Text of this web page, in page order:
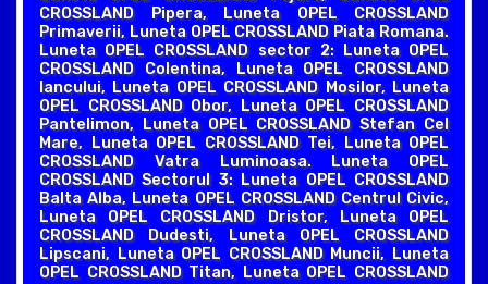
CROSSLAND Pipera, Luneta OPEL CROSSLAND
Primaverii, Luneta OPEL CROSSLAND Piata Romana.
Luneta OPEL CROSSLAND sector 2: Luneta OPEL
CROSSLAND Colentina, Luneta OPEL CROSSLAND
Iancului, Luneta OPEL CROSSLAND Mosilor, Luneta
OPEL CROSSLAND Obor, Luneta OPEL CROSSLAND
Pantelimon, Luneta OPEL CROSSLAND Stefan Cel
Mare, Luneta OPEL CROSSLAND Tei, Luneta OPEL
CROSSLAND Vatra Luminoasa. Luneta OPEL
CROSSLAND Sectorul 3: Luneta OPEL CROSSLAND
Balta Alba, Luneta OPEL CROSSLAND Centrul Civic,
Luneta OPEL CROSSLAND Dristor, Luneta OPEL
CROSSLAND Dudesti, Luneta OPEL CROSSLAND
Lipscani, Luneta OPEL CROSSLAND Muncii, Luneta
OPEL CROSSLAND Titan, Luneta OPEL CROSSLAND